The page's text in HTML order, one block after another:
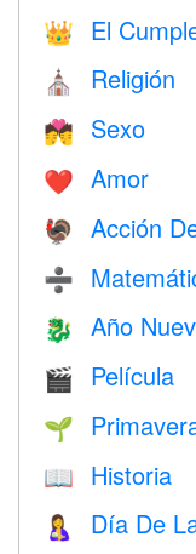
👑 El
⛪️ Religión
💏 Sexo
❤️️ Amor
🦃 Acción
➗
🐉 Año
🎬 Película
🌱
📖 Historia
🤱 Día De